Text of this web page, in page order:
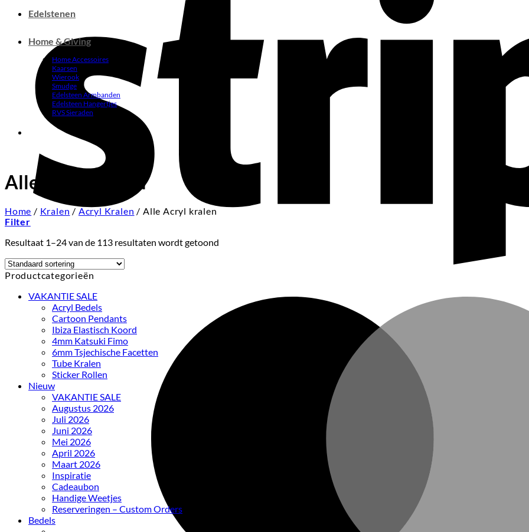
Edelstenen
Home & Giving
Home Accessoires
Kaarsen
Wierook
Smudge
Edelsteen Armbanden
Edelsteen Hangertjes
RVS Sieraden
Alle Acryl kralen
Home / Kralen / Acryl Kralen / Alle Acryl kralen
Filter
Resultaat 1–24 van de 113 resultaten wordt getoond
Productcategorieën
VAKANTIE SALE
Acryl Bedels
Cartoon Pendants
Ibiza Elastisch Koord
4mm Katsuki Fimo
6mm Tsjechische Facetten
Tube Kralen
Sticker Rollen
Nieuw
VAKANTIE SALE
Augustus 2026
Juli 2026
Juni 2026
Mei 2026
April 2026
Maart 2026
Inspiratie
Cadeaubon
Handige Weetjes
Reserveringen – Custom Orders
Bedels